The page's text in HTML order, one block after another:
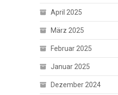
April 2025
März 2025
Februar 2025
Januar 2025
Dezember 2024